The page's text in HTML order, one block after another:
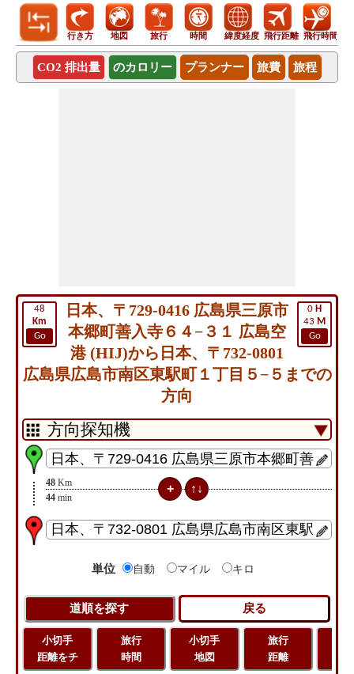
行き方 地図 旅行 時間 緯度経度 飛行距離 飛行時間
CO2 排出量 のカロリー プランナー 旅費 旅程
48
Km
Go
0 H
43 M
Go
日本、〒729-0416 広島県三原市
本郷町善入寺６４−３１ 広島空
港 (HIJ)から日本、〒732-0801
広島県広島市南区東駅町１丁目５−５までの
方向
48 Km
44 min
単位 自動 マイル キロ
小切手
距離をチ
旅行
時間
小切手
地図
旅行
距離